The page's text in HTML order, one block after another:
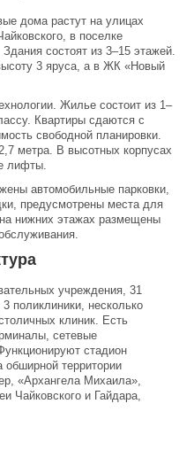
дома растут на улицах
в поселке
состоят из 3–15 этажей.
3 яруса, а в ЖК «Новый
Жилье состоит из 1–
Квартиры сдаются с
свободной планировки.
метра. В высотных корпусах
лифты.
автомобильные парковки,
предусмотрены места для
нижних этажах размещены
учреждения, 31
поликлиники, несколько
клиник. Есть
сетевые
стадион
территории
«Архангела Михаила»,
Чайковского и Гайдара,